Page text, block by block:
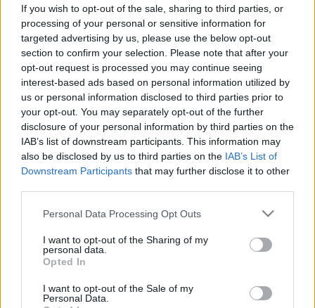
If you wish to opt-out of the sale, sharing to third parties, or
processing of your personal or sensitive information for
targeted advertising by us, please use the below opt-out
section to confirm your selection. Please note that after your
opt-out request is processed you may continue seeing
interest-based ads based on personal information utilized by
us or personal information disclosed to third parties prior to
your opt-out. You may separately opt-out of the further
disclosure of your personal information by third parties on the
IAB’s list of downstream participants. This information may
also be disclosed by us to third parties on the IAB’s List of
Downstream Participants that may further disclose it to other
Please note that this website/app uses one or more Google
not limited to your visit or usage behaviour. You may click to
grant or deny consent to Google and its third-party tags to
use your data for below specified purposes in below Google
consent section.
Personal Data Processing Opt Outs
I want to opt-out of the Sharing of my
personal data.
Opted In
I want to opt-out of the Sale of my
Personal Data.
Miért vásárolna gyömbért, ha a
saját ablakpárkányán is
megterem? 3 egyszerű lépés, és
soha többé nem kell boltira
költenie!